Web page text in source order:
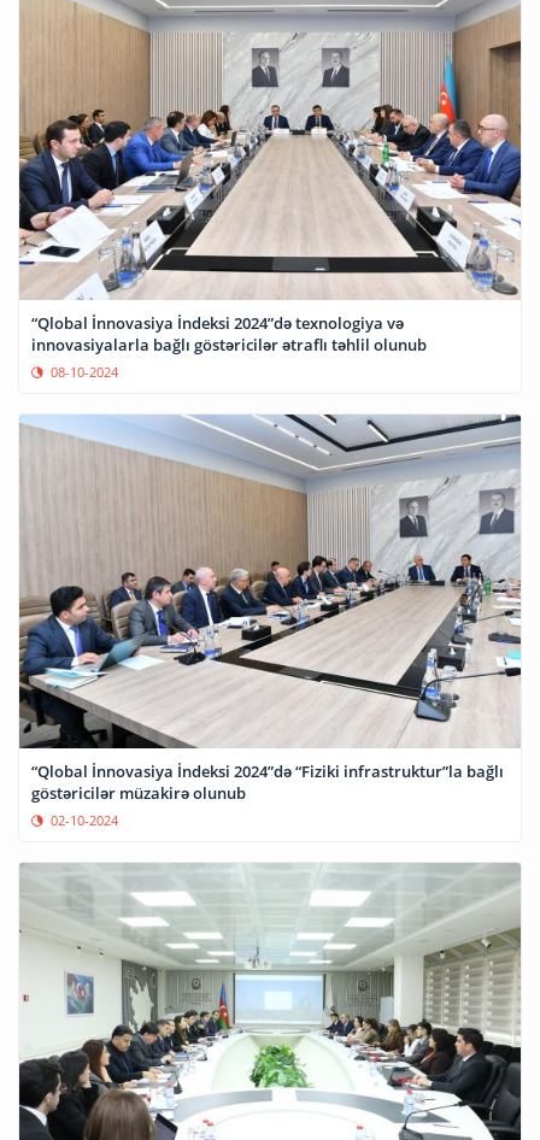
“Qlobal İnnovasiya İndeksi 2024”də texnologiya və
innovasiyalarla bağlı göstəricilər ətraflı təhlil olunub
08-10-2024
“Qlobal İnnovasiya İndeksi 2024”də “Fiziki infrastruktur”la bağlı
göstəricilər müzakirə olunub
02-10-2024